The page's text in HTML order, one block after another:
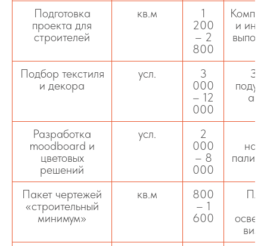
Подготовка
проекта для
строителей
кв.м
1
200
– 2
800
и
Подбор текстиля
и декора
усл.
3
000
– 12
000
Разработка
moodboard и
цветовых
решений
усл.
2
000
– 8
000
Пакет чертежей
«строительный
минимум»
кв.м
800
– 1
600